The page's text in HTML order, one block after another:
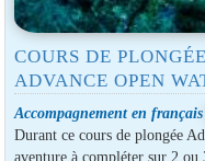
COURS DE
ADVANCE OPEN
Accompagnement en français
Durant ce cours de plongée
aventure à compléter sur 2